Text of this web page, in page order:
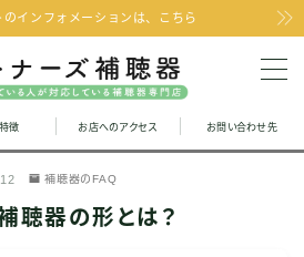
のインフォメーションは、こちら
徴 お店へのアクセス お問い合わせ先
補聴器のFAQ
聴器の形とは？